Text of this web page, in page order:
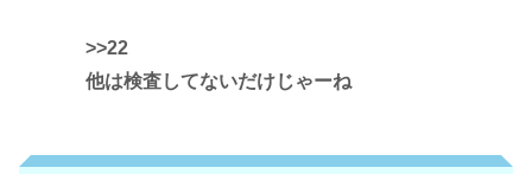
>>22
他は検査してないだけじゃーね